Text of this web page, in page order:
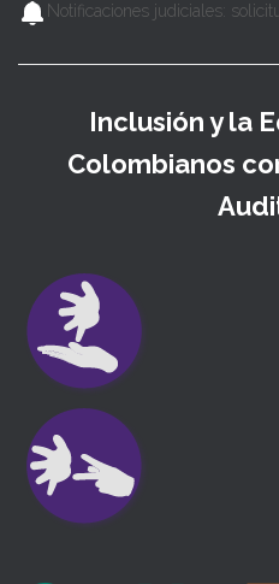
Notificaciones judiciales:
Inclusión y la
Colombianos